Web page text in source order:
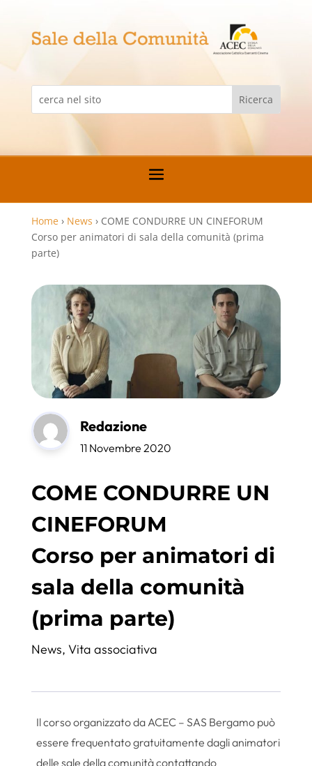
Home › News › COME CONDURRE UN CINEFORUM
Corso per animatori di sala della comunità (prima
parte)
Redazione
11 Novembre 2020
COME CONDURRE UN
CINEFORUM
Corso per animatori di
sala della comunità
(prima parte)
News, Vita associativa
Il corso organizzato da ACEC – SAS Bergamo può
essere frequentato gratuitamente dagli animatori
delle sale della comunità contattando